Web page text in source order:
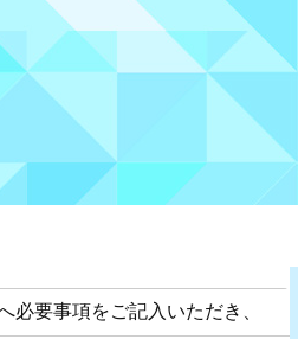
必要事項をご記入いただき、